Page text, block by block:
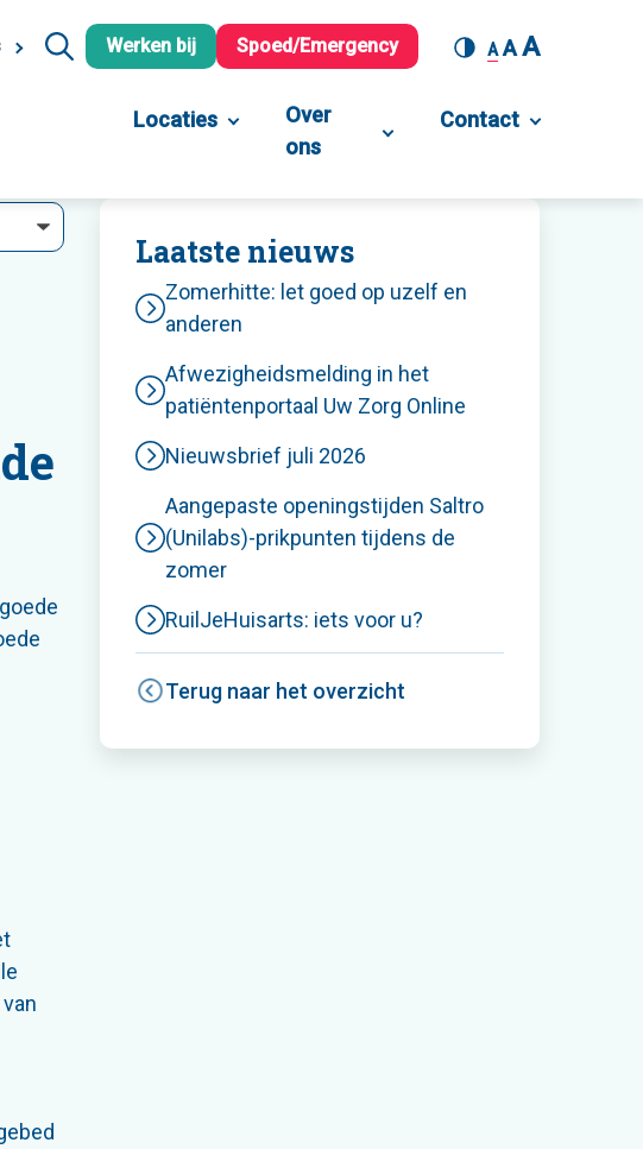
Werken bij Spoed/Emergency A AA
Locaties
Over
ons
Contact
Laatste nieuws
Zomerhitte: let goed op uzelf en
anderen
Afwezigheidsmelding in het
patiëntenportaal Uw Zorg Online
Nieuwsbrief juli 2026
Aangepaste openingstijden Saltro
(Unilabs)-prikpunten tijdens de
zomer
RuilJeHuisarts: iets voor u?
Terug naar het overzicht